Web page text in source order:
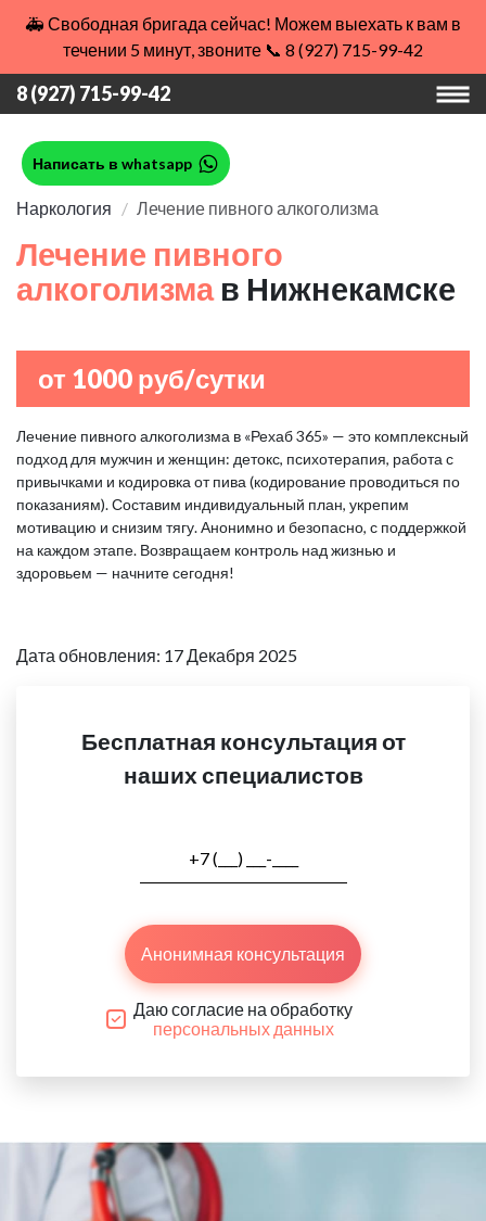
🚑 Свободная бригада сейчас! Можем выехать к вам в
течении 5 минут, звоните 📞 8 (927) 715-99-42
8 (927) 715-99-42
Написать в whatsapp
Наркология Лечение пивного алкоголизма
Лечение пивного
алкоголизма в Нижнекамске
от 1000 руб/сутки
Лечение пивного алкоголизма в «Рехаб 365» — это комплексный
подход для мужчин и женщин: детокс, психотерапия, работа с
привычками и кодировка от пива (кодирование проводиться по
показаниям). Составим индивидуальный план, укрепим
мотивацию и снизим тягу. Анонимно и безопасно, с поддержкой
на каждом этапе. Возвращаем контроль над жизнью и
здоровьем — начните сегодня!
Дата обновления: 17 Декабря 2025
Бесплатная консультация от
наших специалистов
Анонимная консультация
Даю согласие на обработку
персональных данных